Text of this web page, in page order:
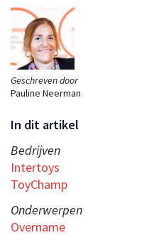
Geschreven door
Pauline Neerman
In dit artikel
Bedrijven
Intertoys
ToyChamp
Onderwerpen
Overname